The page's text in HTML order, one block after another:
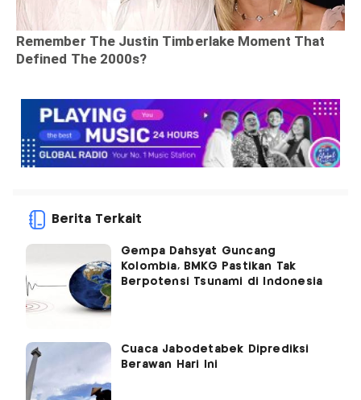
Berita Terkait
Gempa Dahsyat Guncang
Kolombia, BMKG Pastikan Tak
Berpotensi Tsunami di Indonesia
Cuaca Jabodetabek Diprediksi
Berawan Hari Ini